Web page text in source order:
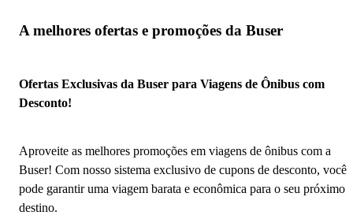
A melhores ofertas e promoções da Buser
Ofertas Exclusivas da Buser para Viagens de Ônibus com
Desconto!
Aproveite as melhores promoções em viagens de ônibus com a
Buser! Com nosso sistema exclusivo de cupons de desconto, você
pode garantir uma viagem barata e econômica para o seu próximo
destino.